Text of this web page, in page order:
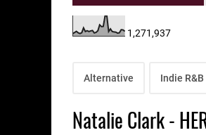
1,271,937
Alternative Indie R&B
Natalie Clark -